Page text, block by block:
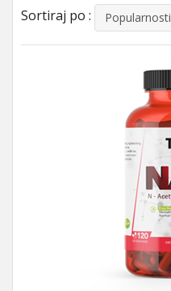
Sortiraj po : Popularnosti